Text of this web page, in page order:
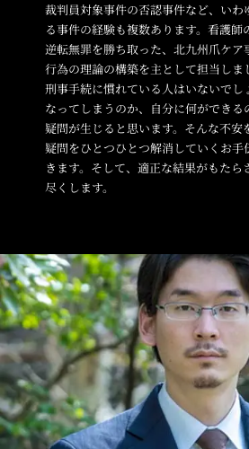
裁判員対象事件の否認事件など、いわ
る事件の経験も複数あります。看護師
逆転無罪を勝ち取った、北九州爪ケア
行為の理論の構築を主として担当しま
刑事手続に慣れている人はいないでし
なってしまうのか、自分に何ができる
疑問が生じると思います。そんな不安
疑問をひとつひとつ解消していくお手
きます。そして、適正な結果がもたら
尽くします。